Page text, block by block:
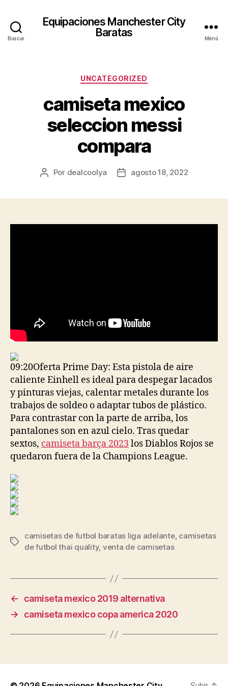
Buscar
Equipaciones Manchester City
Baratas
Menú
Categorías
UNCATEGORIZED
camiseta mexico
seleccion messi
compara
Autor
Por dealcoolya
Fechaagosto 18, 2022
09:20Oferta Prime Day: Esta pistola de aire
caliente Einhell es ideal para despegar lacados
y pinturas viejas, calentar metales durante los
trabajos de soldeo o adaptar tubos de plástico.
Para contrastar con la parte de arriba, los
pantalones son en azul cielo. Tras quedar
sextos, camiseta barça 2023 los Diablos Rojos se
quedaron fuera de la Champions League.
Etiquetas
camisetas de futbol baratas liga adelante, camisetas
de futbol thai quality, venta de camisetas
←
camiseta mexico 2019 alternativa
→
camiseta mexico copa america 2020